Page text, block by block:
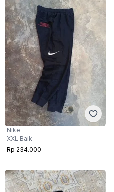
Nike
XXL ·Baik
Rp 234.000